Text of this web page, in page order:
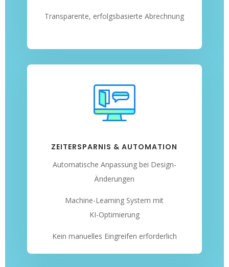
Transparente, erfolgsbasierte Abrechnung
ZEITERSPARNIS & AUTOMATION
Automatische Anpassung bei Design-
Änderungen
Machine-Learning System mit
KI-Optimierung
Kein manuelles Eingreifen erforderlich